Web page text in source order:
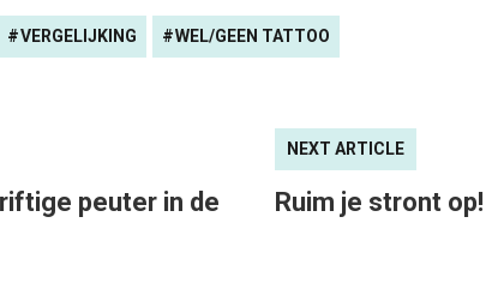
VERGELIJKING WEL/GEEN TATTOO
peuter in de
NEXT ARTICLE
Ruim je stront op!